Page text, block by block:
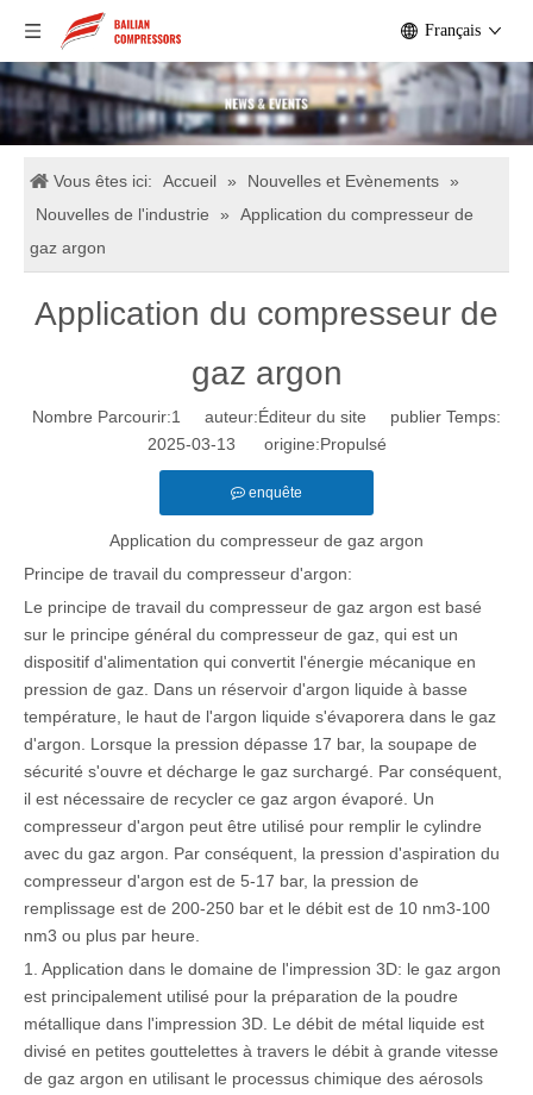
Français
Vous êtes ici: Accueil » Nouvelles et Evènements »
Nouvelles de l'industrie
»
Application du compresseur de
gaz argon
Application du compresseur de
gaz argon
Nombre Parcourir:1
auteur:Éditeur du site publier Temps:
2025-03-13 origine:Propulsé
enquête
Application du compresseur de gaz argon
Principe de travail du compresseur d'argon:
Le principe de travail du compresseur de gaz argon est basé
sur le principe général du compresseur de gaz, qui est un
dispositif d'alimentation qui convertit l'énergie mécanique en
pression de gaz. Dans un réservoir d'argon liquide à basse
température, le haut de l'argon liquide s'évaporera dans le gaz
d'argon. Lorsque la pression dépasse 17 bar, la soupape de
sécurité s'ouvre et décharge le gaz surchargé. Par conséquent,
il est nécessaire de recycler ce gaz argon évaporé. Un
compresseur d'argon peut être utilisé pour remplir le cylindre
avec du gaz argon. Par conséquent, la pression d'aspiration du
compresseur d'argon est de 5-17 bar, la pression de
remplissage est de 200-250 bar et le débit est de 10 nm3-100
nm3 ou plus par heure.
1. Application dans le domaine de l'impression 3D: le gaz argon
est principalement utilisé pour la préparation de la poudre
métallique dans l'impression 3D. Le débit de métal liquide est
divisé en petites gouttelettes à travers le débit à grande vitesse
de gaz argon en utilisant le processus chimique des aérosols